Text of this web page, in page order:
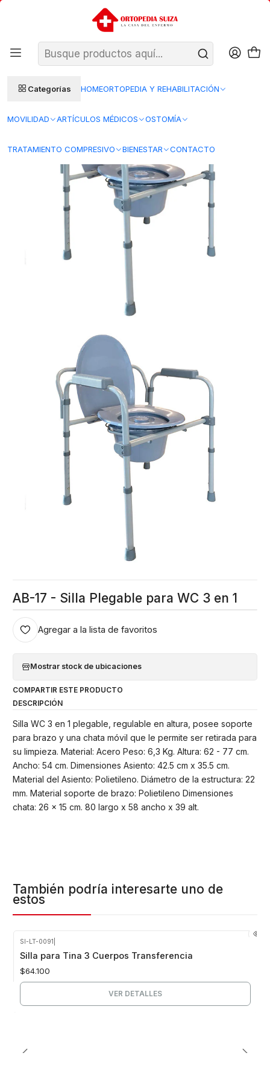
Categorías HOMEORTOPEDIA Y REHABILITACIÓN
MOVILIDAD ARTÍCULOS MÉDICOS OSTOMÍA
TRATAMIENTO COMPRESIVO BIENESTAR CONTACTO
SANTIAGO: ENTREGA AL DÍA HÁBIL SIGUIENTE (L–V)
REGIONES 48–72 HORAS HÁBILES
Movilidad AB-17 - Silla Plegable para WC 3 en 1
AB-17 - Silla Plegable para WC 3 en 1
Agregar a la lista de favoritos
Mostrar stock de ubicaciones
COMPARTIR ESTE PRODUCTO
DESCRIPCIÓN
Silla WC 3 en 1 plegable, regulable en altura, posee soporte
para brazo y una chata móvil que le permite ser retirada para
su limpieza. Material: Acero Peso: 6,3 Kg. Altura: 62 - 77 cm.
Ancho: 54 cm. Dimensiones Asiento: 42.5 cm x 35.5 cm.
Material del Asiento: Polietileno. Diámetro de la estructura: 22
mm. Material soporte de brazo: Polietileno Dimensiones
chata: 26 x 15 cm. 80 largo x 58 ancho x 39 alt.
También podría interesarte uno de
estos
SI-LT-0091
Silla para Tina 3 Cuerpos Transferencia
$64.100
VER DETALLES